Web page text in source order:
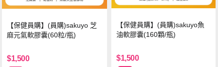
【保健員購】(員購)sakuyo 芝
麻元氣軟膠囊(60粒/瓶)
$1,500
【保健員購】(員購)sakuyo魚
油軟膠囊(160顆/瓶)
$1,500